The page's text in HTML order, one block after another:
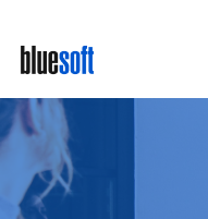
main
content